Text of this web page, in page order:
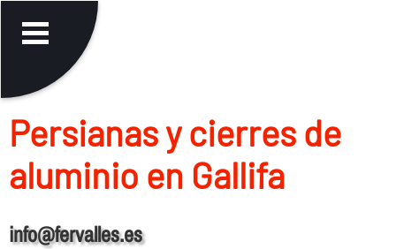
Persianas y cierres de
aluminio en Gallifa
info@fervalles.es